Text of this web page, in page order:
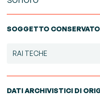
SOGGETTO
RAI TECHE
DATI ARCHIVISTICI DI